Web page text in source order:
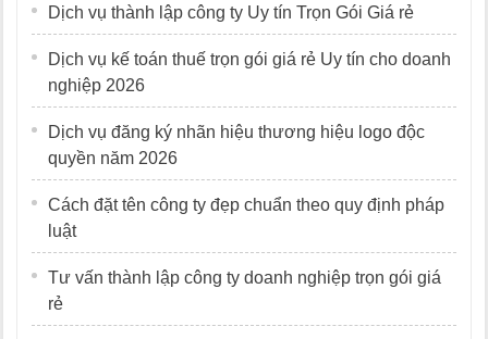
Dịch vụ thành lập công ty Uy tín Trọn Gói Giá rẻ
Dịch vụ kế toán thuế trọn gói giá rẻ Uy tín cho doanh
nghiệp 2026
Dịch vụ đăng ký nhãn hiệu thương hiệu logo độc
quyền năm 2026
Cách đặt tên công ty đẹp chuẩn theo quy định pháp
luật
Tư vấn thành lập công ty doanh nghiệp trọn gói giá
rẻ